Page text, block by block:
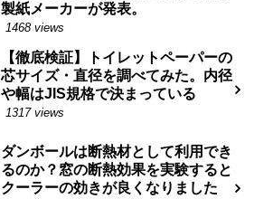
製紙メーカーが発表。
1468 views
【徹底検証】トイレットペーパーの
芯サイズ・直径を調べてみた。内径
や幅はJIS規格で決まっている
1317 views
ダンボールは断熱材として利用でき
るのか？窓の断熱効果を実験すると
クーラーの効きが良くなりました